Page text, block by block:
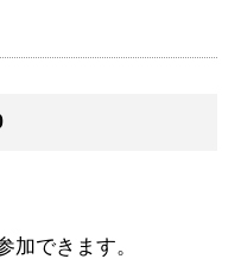
できます。